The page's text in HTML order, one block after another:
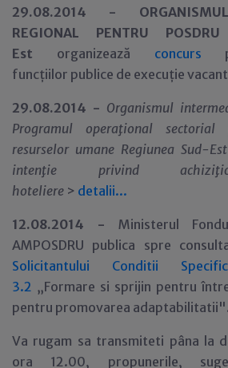
29.08.2014 -
REGIONAL PENTRU
Est organizează concurs
funcţii lor publice de execuţie
29.08.2014 - Organismul
Programul operaţional sectorial
resurselor umane Regiunea Sud-Est
intenţie privind
hoteliere > detalii...
12.08.2014 - Ministerul
AMPOSDRU publica spre
Solicitantului Conditii
3.2 „Formare si sprijin pentru
pentru promovarea
Va rugam sa transmiteti pâna la
ora 12.00, propunerile,